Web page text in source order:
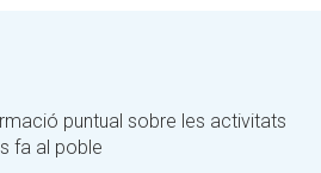
puntual sobre les activitats
fa al poble